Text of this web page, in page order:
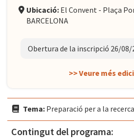
Ubicació: El Convent - Plaça
BARCELONA
Obertura de la inscripció 26/08/
>> Veure més
Tema: Preparació per a la
Contingut del programa: